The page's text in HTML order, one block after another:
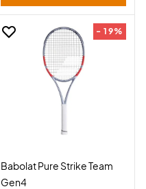
- 19%
Babolat Pure Strike Team
Gen4